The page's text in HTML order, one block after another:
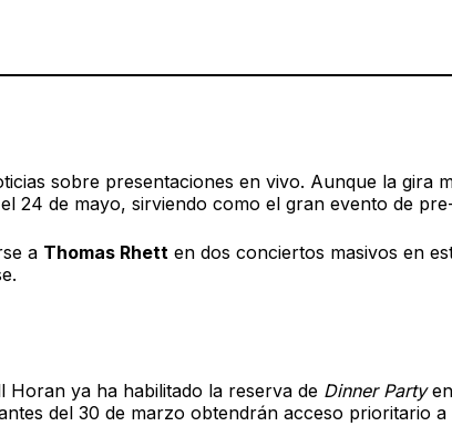
sobre presentaciones en vivo. Aunque la
24 de mayo, sirviendo como el gran evento de
a Thomas Rhett en dos conciertos masivos en
Horan ya ha habilitado la reserva de Dinner Party
del 30 de marzo obtendrán acceso prioritario